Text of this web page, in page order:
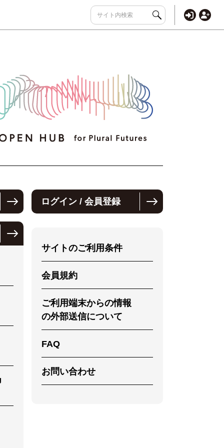
ログイン / 会員登録
サイトのご利用条件
会員規約
ご利用端末からの情報
の外部送信について
FAQ
お問い合わせ